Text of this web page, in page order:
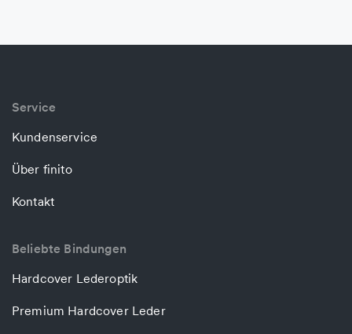
Service
Kundenservice
Über finito
Kontakt
Beliebte Bindungen
Hardcover Lederoptik
Premium Hardcover Leder